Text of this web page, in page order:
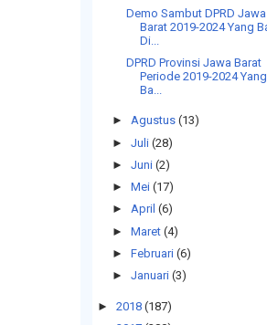
Demo Sambut DPRD Jawa
Barat 2019-2024 Yang
Di...
DPRD Provinsi Jawa Barat
Periode 2019-2024 Yang
Ba...
► Agustus (13)
► Juli (28)
► Juni (2)
► Mei (17)
► April (6)
► Maret (4)
► Februari (6)
► Januari (3)
► 2018 (187)